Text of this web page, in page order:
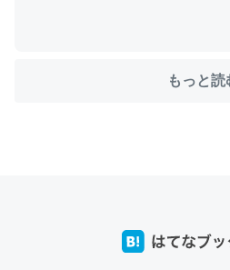
https://
で、気になる場合はにんにくだ
ーリックパウダーで代用しても
もっと読